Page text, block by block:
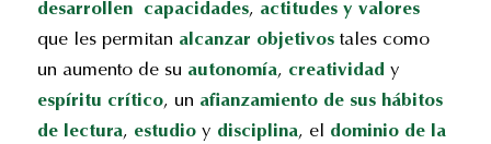
desarrollen capacidades, actitudes y valores
que les permitan alcanzar objetivostales como
un aumento de su autonomía, creatividad y
espíritu crítico, un afianzamiento de sus hábitos
de lectura, estudioy disciplina, el dominio de la